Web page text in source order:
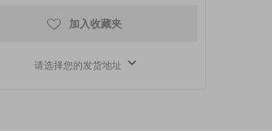
加入收藏夹
请选择您的发货地址